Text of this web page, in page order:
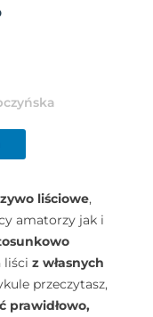
liściowe,
amatorzy jak i
liści z własnych
przeczytasz,
prawidłowo,